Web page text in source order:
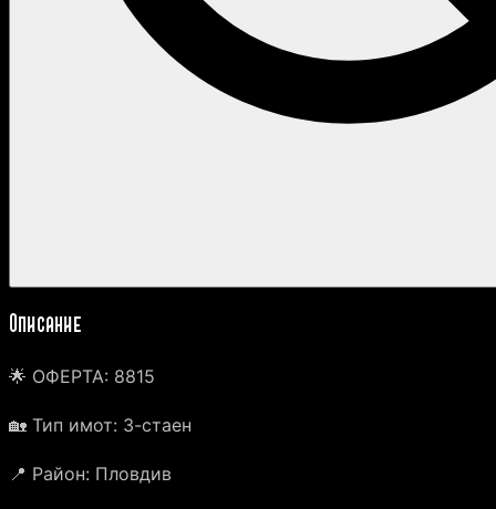
Описание
🌟 ОФЕРТА: 8815
🏡 Тип имот: 3-стаен
📍 Район: Пловдив